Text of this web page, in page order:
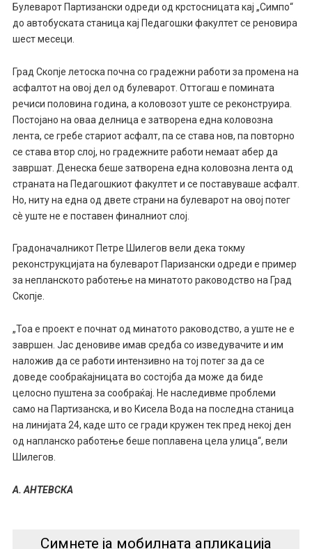
Булеварот Партизански одреди од крстосницата кај „Симпо“
до автобуската станица кај Педагошки факултет се реновира
шест месеци.
Град Скопје летоска почна со градежни работи за промена на
асфалтот на овој дел од булеварот. Оттогаш е помината
речиси половина година, а коловозот уште се реконструира.
Постојано на оваа делница е затворена една коловозна
лента, се гребе стариот асфалт, па се става нов, па повторно
се става втор слој, но градежните работи немаат абер да
завршат. Денеска беше затворена една коловозна лента од
страната на Педагошкиот факултет и се поставуваше асфалт.
Но, ниту на една од двете страни на булеварот на овој потег
сè уште не е поставен финалниот слој.
Градоначалникот Петре Шилегов вели дека токму
реконструкцијата на булеварот Паризански одреди е пример
за непланското работење на минатото раководство на Град
Скопје.
„Тоа е проект е почнат од минатото раководство, а уште не е
завршен. Јас деновиве имав средба со изведувачите и им
наложив да се работи интензивно на тој потег за да се
доведе сообраќајницата во состојба да може да биде
целосно пуштена за сообраќај. Не наследивме проблеми
само на Партизанска, и во Кисела Вода на последна станица
на линијата 24, каде што се гради кружен тек пред некој ден
од напланско работење беше поплавена цела улица“, вели
Шилегов.
А. АНТЕВСКА
Симнете ја мобилната апликација